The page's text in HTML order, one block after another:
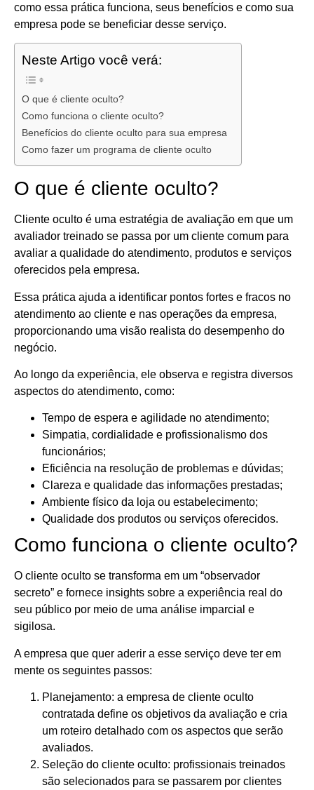
como essa prática funciona, seus benefícios e como sua
empresa pode se beneficiar desse serviço.
Neste Artigo você verá:
O que é cliente oculto?
Como funciona o cliente oculto?
Benefícios do cliente oculto para sua empresa
Como fazer um programa de cliente oculto
O que é cliente oculto?
Cliente oculto é uma estratégia de avaliação em que um
avaliador treinado se passa por um cliente comum para
avaliar a qualidade do atendimento, produtos e serviços
oferecidos pela empresa.
Essa prática ajuda a identificar pontos fortes e fracos no
atendimento ao cliente e nas operações da empresa,
proporcionando uma visão realista do desempenho do
negócio.
Ao longo da experiência, ele observa e registra diversos
aspectos do atendimento, como:
Tempo de espera e agilidade no atendimento;
Simpatia, cordialidade e profissionalismo dos
funcionários;
Eficiência na resolução de problemas e dúvidas;
Clareza e qualidade das informações prestadas;
Ambiente físico da loja ou estabelecimento;
Qualidade dos produtos ou serviços oferecidos.
Como funciona o cliente oculto?
O cliente oculto se transforma em um “observador
secreto” e fornece insights sobre a experiência real do
seu público por meio de uma análise imparcial e
sigilosa.
A empresa que quer aderir a esse serviço deve ter em
mente os seguintes passos:
Planejamento: a empresa de cliente oculto
contratada define os objetivos da avaliação e cria
um roteiro detalhado com os aspectos que serão
avaliados.
Seleção do cliente oculto: profissionais treinados
são selecionados para se passarem por clientes